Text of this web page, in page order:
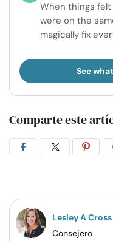
When things felt
were on the
magically fix
See
Comparte este
Compartir
Lesley A Cross
Consejero